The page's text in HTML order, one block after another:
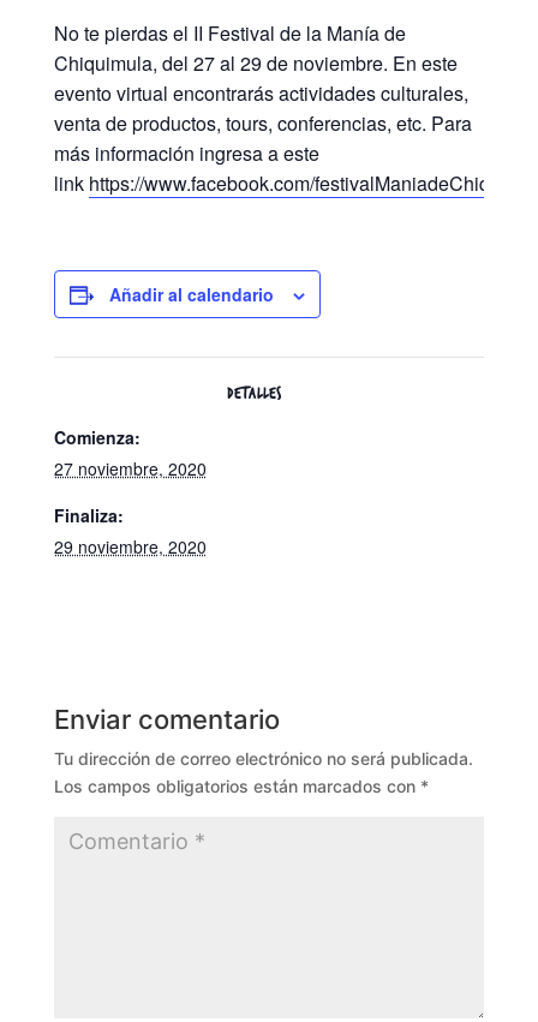
No te pierdas el II Festival de la Manía de
Chiquimula, del 27 al 29 de noviembre. En este
evento virtual encontrarás actividades culturales,
venta de productos, tours, conferencias, etc. Para
más información ingresa a este
link https://www.facebook.com/
Añadir al calendario
DETALLES
Comienza:
27 noviembre, 2020
Finaliza:
29 noviembre, 2020
Enviar comentario
Tu dirección de correo electrónico no será publicada.
Los campos obligatorios están marcados con *